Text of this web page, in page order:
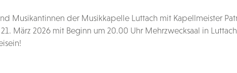
Musikantinnen der Musikkapelle Luttach mit Kapellmeister
März 2026 mit Beginn um 20.00 Uhr Mehrzwecksaal in